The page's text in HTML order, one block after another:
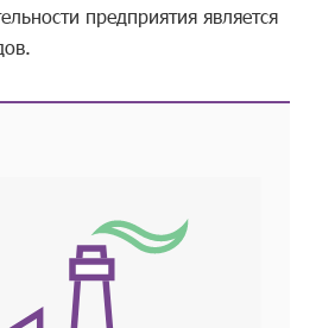
предприятия является